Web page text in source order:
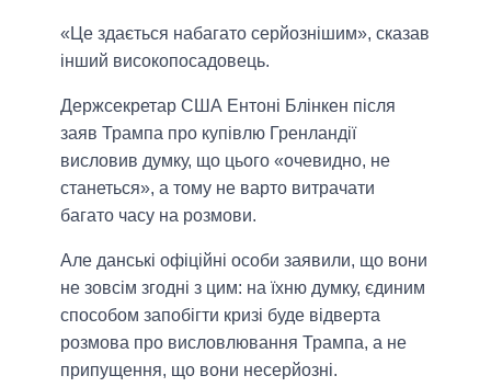
«Це здається набагато серйознішим», сказав
інший високопосадовець.
Держсекретар США Ентоні Блінкен після
заяв Трампа про купівлю Гренландії
висловив думку, що цього «очевидно, не
станеться», а тому не варто витрачати
багато часу на розмови.
Але данські офіційні особи заявили, що вони
не зовсім згодні з цим: на їхню думку, єдиним
способом запобігти кризі буде відверта
розмова про висловлювання Трампа, а не
припущення, що вони несерйозні.